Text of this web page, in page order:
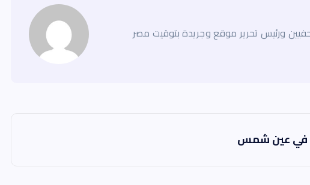
ورئيس تحرير موقع وجريدة بتوقيت مصر
في عين شمس